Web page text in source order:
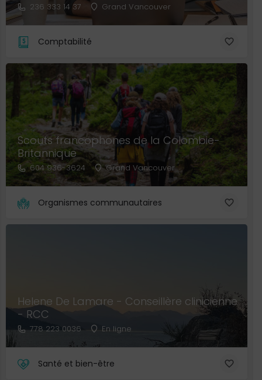
236 333 14 37 Grand Vancouver
Comptabilité
Scouts francophones de la Colombie-
Britannique
604 936-3624 Grand Vancouver
Organismes communautaires
Helene De Lamare - Conseillère clinicienne
- RCC
778 223 0036 En ligne
Santé et bien-être